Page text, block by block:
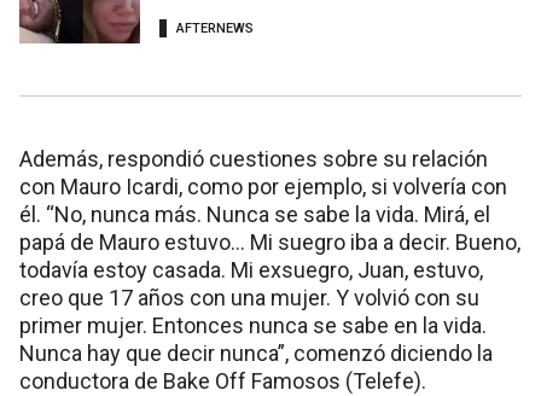
AFTERNEWS
Además, respondió cuestiones sobre su relación
con Mauro Icardi, como por ejemplo, si volvería con
él. “No, nunca más. Nunca se sabe la vida. Mirá, el
papá de Mauro estuvo... Mi suegro iba a decir. Bueno,
todavía estoy casada. Mi exsuegro, Juan, estuvo,
creo que 17 años con una mujer. Y volvió con su
primer mujer. Entonces nunca se sabe en la vida.
Nunca hay que decir nunca”, comenzó diciendo la
conductora de Bake Off Famosos (Telefe).